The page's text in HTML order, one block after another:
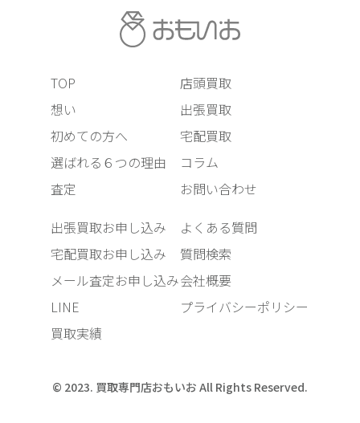
TOP
想い
初めての方へ
選ばれる６つの理由
査定
店頭買取
出張買取
宅配買取
コラム
お問い合わせ
出張買取お申し込み
宅配買取お申し込み
メール査定お申し込み
LINE
買取実績
よくある質問
質問検索
会社概要
プライバシーポリシー
© 2023. 買取専門店おもいお All Rights Reserved.